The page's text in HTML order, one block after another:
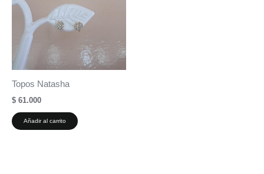
Topos Natasha
$ 61.000
Añadir al carrito